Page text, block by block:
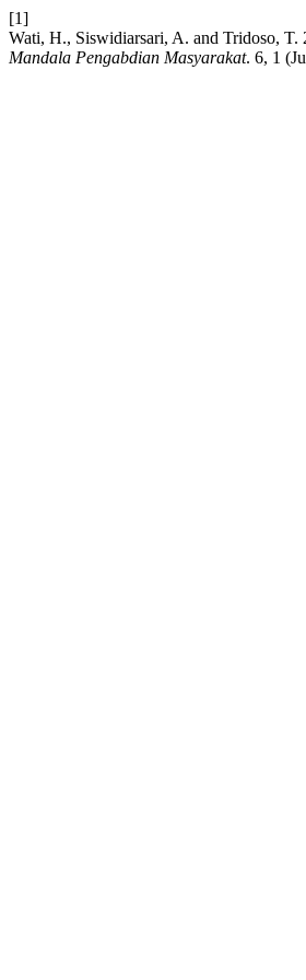
[1]
Wati, H., Siswidiarsari, A. and Tridoso, T.
Mandala Pengabdian Masyarakat. 6, 1